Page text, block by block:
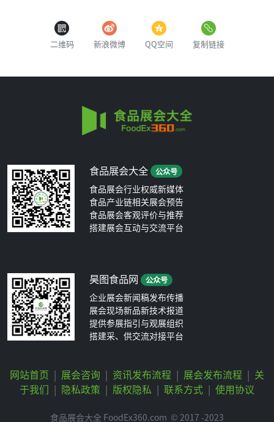
二维码 新浪微博 QQ空间 复制链接
食品展会大全 公众号
食品展会行业权威新媒体
食品产业链相关展会预告
食品展会客观评价与推荐
搭建展会互动与交流平台
昊图食品网 公众号
企业展会新闻稿发布传播
展会现场新品新技术报道
提供参展指引与观展组织
搭建采、供交流对接平台
网站首页 | 展会咨询 | 资讯发布流程 | 展会发布流程 | 关
于我们 | 隐私政策 | 版权隐私 | 联系方式 | 使用协议
食品展会大全 FoodEx360.com © 2017 -2023